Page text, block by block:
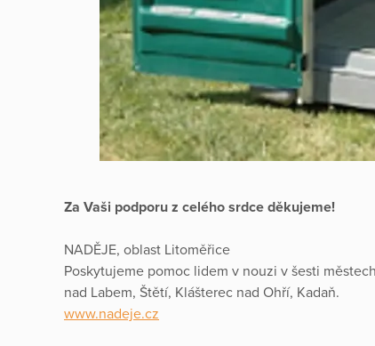
Za Vaši podporu z celého srdce děkujeme!
NADĚJE, oblast Litoměřice
Poskytujeme pomoc lidem v nouzi v šesti
nad Labem, Štětí, Klášterec nad Ohří, Kadaň.
www.nadeje.cz